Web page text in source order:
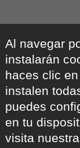
Al navegar
instalarán
haces clic
instalen
puedes
en tu
visita nuestra